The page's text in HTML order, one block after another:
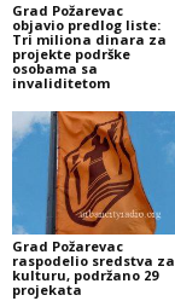
Grad Požarevac
objavio predlog liste:
Tri miliona dinara za
projekte podrške
osobama sa
invaliditetom
Grad Požarevac
raspodelio sredstva za
kulturu, podržano 29
projekata